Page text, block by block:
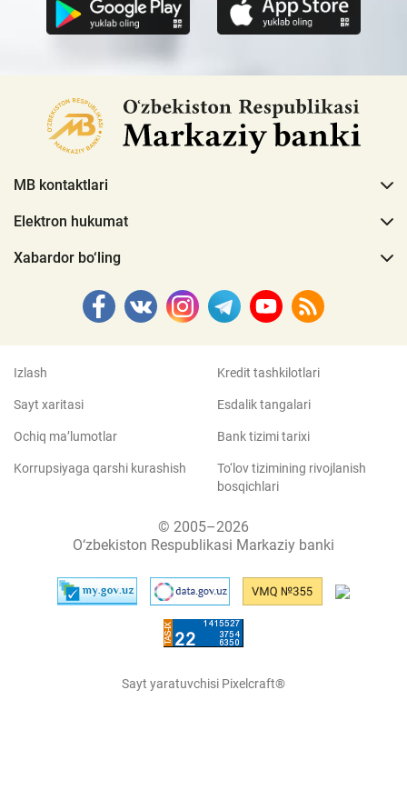
MB kontaktlari
Elektron hukumat
Xabardor bo‘ling
Izlash
Sayt xaritasi
Ochiq ma’lumotlar
Korrupsiyaga qarshi kurashish
Kredit tashkilotlari
Esdalik tangalari
Bank tizimi tarixi
To‘lov tizimining rivojlanish
bosqichlari
© 2005–2026
O‘zbekiston Respublikasi Markaziy banki
Sayt yaratuvchisi Pixelcraft®